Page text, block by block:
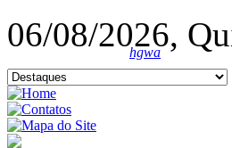
06/08/2026,
hgwa